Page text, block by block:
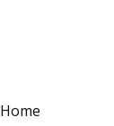
Home